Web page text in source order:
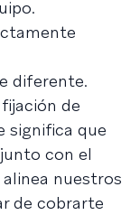
diferente.
de
significa que
con el
nuestros
de cobrarte